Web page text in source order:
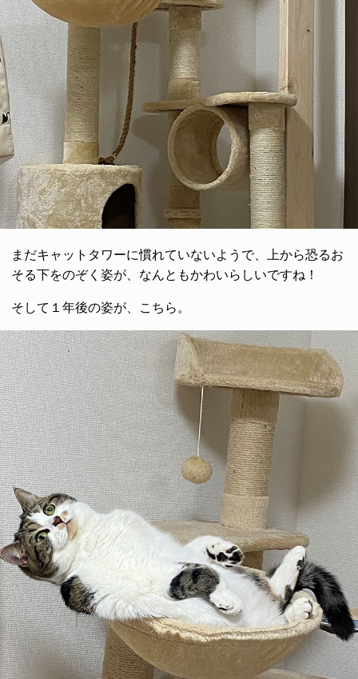
まだキャットタワーに慣れていないようで、上から恐るお
そる下をのぞく姿が、なんともかわいらしいですね！
そして１年後の姿が、こちら。